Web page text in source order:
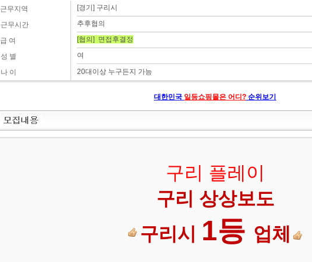
근무지역
근무시간
급 여
성 별
나 이
[경기] 구리시
추후협의
[협의] 면접후결정
여
20대이상 누구든지 가능
대한민국 일등쇼핑몰은 어디? 순위보기
구리 플레이
구리 상상보도
구리시 1등 업체